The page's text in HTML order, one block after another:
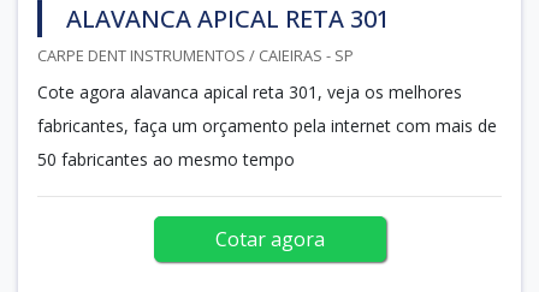
ALAVANCA APICAL RETA 301
CARPE DENT INSTRUMENTOS / CAIEIRAS - SP
Cote agora alavanca apical reta 301, veja os melhores
fabricantes, faça um orçamento pela internet com mais de
50 fabricantes ao mesmo tempo
Cotar agora